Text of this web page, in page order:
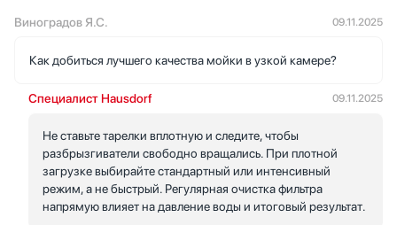
Виноградов Я.С. 09.11.2025
Как добиться лучшего качества мойки в узкой камере?
Специалист Hausdorf 09.11.2025
Не ставьте тарелки вплотную и следите, чтобы
разбрызгиватели свободно вращались. При плотной
загрузке выбирайте стандартный или интенсивный
режим, а не быстрый. Регулярная очистка фильтра
напрямую влияет на давление воды и итоговый результат.